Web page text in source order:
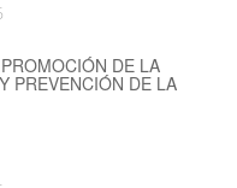
DE LA
PREVENCIÓN DE LA